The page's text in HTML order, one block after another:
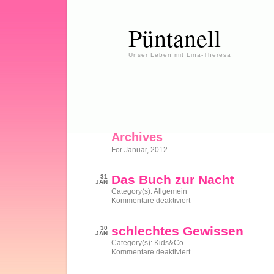
Püntanell
Unser Leben mit Lina-Theresa
Archives
For Januar, 2012.
31
JAN
Das Buch zur Nacht
Category(s):Allgemein
Kommentare deaktiviertfür
Nacht
30
JAN
schlechtes Gewissen
Category(s): Kids&Co
Kommentare deaktiviertfür